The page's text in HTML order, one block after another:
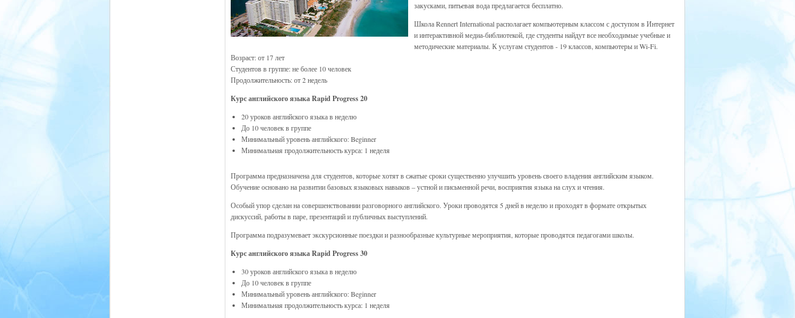
закусками, питьевая вода предлагается бесплатно.
Школа Rennert International располагает компьютерным классом с доступом в Интернет
и интерактивной медиа-библиотекой, где студенты найдут все необходимые учебные и
методические материалы. К услугам студентов - 19 классов, компьютеры и Wi-Fi.
Возраст: от 17 лет
Студентов в группе: не более 10 человек
Продолжительность: от 2 недель
Курс английского языка Rapid Progress 20
20 уроков английского языка в неделю
До 10 человек в группе
Минимальный уровень английского: Beginner
Минимальная продолжительность курса: 1 неделя
Программа предназначена для студентов, которые хотят в сжатые сроки существенно улучшить уровень своего владения английским языком.
Обучение основано на развитии базовых языковых навыков – устной и письменной речи, восприятия языка на слух и чтения.
Особый упор сделан на совершенствовании разговорного английского. Уроки проводятся 5 дней в неделю и проходят в формате открытых
дискуссий, работы в паре, презентаций и публичных выступлений.
Программа подразумевает экскурсионные поездки и разнообразные культурные мероприятия, которые проводятся педагогами школы.
Курс английского языка Rapid Progress 30
30 уроков английского языка в неделю
До 10 человек в группе
Минимальный уровень английского: Beginner
Минимальная продолжительность курса: 1 неделя